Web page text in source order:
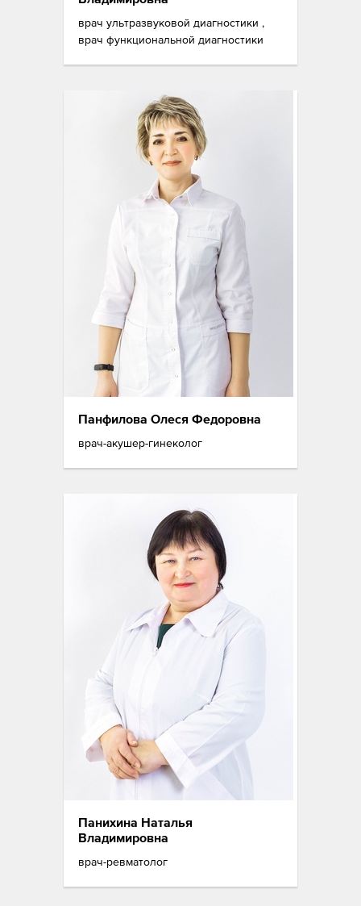
врач ультразвуковой диагностики ,
врач функциональной диагностики
Панфилова Олеся Федоровна
врач-акушер-гинеколог
Панихина Наталья
Владимировна
врач-ревматолог